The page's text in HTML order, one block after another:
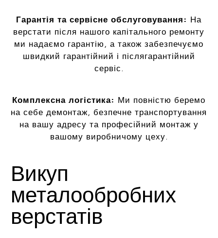
Гарантія та сервісне обслуговування: На
верстати після нашого капітального ремонту
ми надаємо гарантію, а також забезпечуємо
швидкий гарантійний і післягарантійний
сервіс.
Комплексна логістика: Ми повністю беремо
на себе демонтаж, безпечне транспортування
на вашу адресу та професійний монтаж у
вашому виробничому цеху.
Викуп
металообробних
верстатів